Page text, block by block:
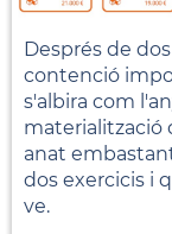
Després de
contenció
s'albira com
materialització
anat
dos exercicis i
ve.